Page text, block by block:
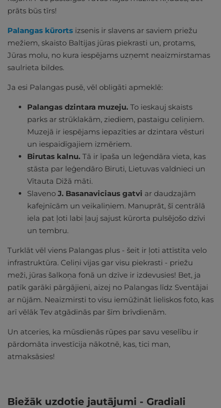
prāts būs tīrs!
Palangas kūrorts izsenis ir slavens ar saviem priežu
mežiem, skaisto Baltijas jūras piekrasti un, protams,
Jūras molu, no kura iespējams uzņemt neaizmirstamas
saulrieta bildes.
Ja esi Palangas pusē, vēl obligāti apmeklē:
Palangas dzintara muzeju. To ieskauj skaists
parks ar strūklakām, ziediem, pastaigu celiņiem.
Muzejā ir iespējams iepazīties ar dzintara vēsturi
un iespaidīgajiem izmēriem.
Birutas kalnu. Tā ir īpaša un leģendāra vieta, kas
stāsta par leģendāro Biruti, Lietuvas valdnieci un
Vītauta Dižā māti.
Slaveno J. Basanaviciaus gatvi ar daudzajām
kafejnīcām un veikaliņiem. Manuprāt, šī centrālā
iela pat ļoti labi ļauj sajust kūrorta pulsējošo dzīvi
un tembru.
Turklāt vēl viens Palangas plus - šeit ir ļoti attīstīta velo
infrastruktūra. Celiņi vijas gar visu piekrasti - priežu
meži, jūras šalkoņa fonā un dzīve ir izdevusies! Bet, ja
patīk garāki pārgājieni, aizej no Palangas līdz Sventājai
ar nūjām. Neaizmirsti to visu iemūžināt lieliskos foto, kas
arī vēlāk Tev atgādinās par šīm brīvdienām.
Un atceries, ka mūsdienās rūpes par savu veselību ir
pārdomāta investīcija nākotnē, kas, tici man,
atmaksāsies!
Biežāk uzdotie jautājumi - Gradiali